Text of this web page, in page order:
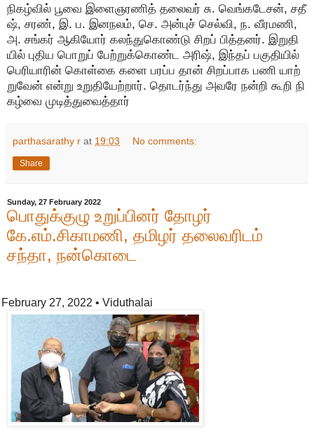
நிகழ்வில் பூவை இளைஞரணித் தலைவர் சு. வெங்கடேசன், சதீ
ஷ், சரண், இ. ப. இனநலம், செ. அன்புச் செல்வி, ந. வீரமணி,
அ. சங்கர் ஆகியோர் கலந்துகொண்டு சிறப் பித்தனர். இறுதி
யில் புதிய பொறுப் பேற்றுக்கொண்ட அரிஷ், இந்தப் பகுதியில்
பெரியாரின் கொள்கை களை பரப்ப தான் சிறப்பாக பணி யாற்
றுவேன் என்று உறுதியேற்றார். தொடர்ந்து அவரே நன்றி கூறி நி
கழ்வை முடித்துவைத்தார்
parthasarathy r at 19:03 No comments:
Share
Sunday, 27 February 2022
பொதுக்குழு உறுப்பினர் தோழர்
கே.எம்.சிகாமணி, தமிழர் தலைவரிடம்
சந்தா, நன்கொடை
27, 2022• Viduthalai